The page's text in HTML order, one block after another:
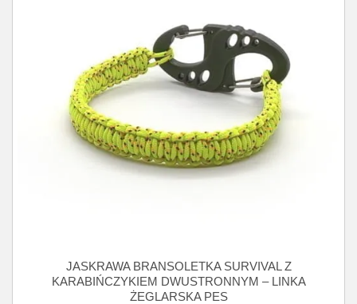
JASKRAWA BRANSOLETKA SURVIVAL Z
KARABIŃCZYKIEM DWUSTRONNYM – LINKA
ŻEGLARSKA PES